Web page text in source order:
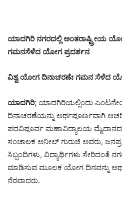
ಯಾದಗಿರಿ ನಗರದಲ್ಲಿ ಅಂತರಾಷ್ಟ್ರೀಯ
ಗಮನಸೆಳೆದ ಯೋಗ ಪ್ರದರ್ಶನ
ವಿಶ್ವ ಯೋಗ ದಿನಾಚರಣೆಃ ಗಮನ ಸೆಳೆದ
ಯಾದಗಿರಿ; ಯಾದಗಿರಿಯಲ್ಲಿಂದು
ದಿನಾಚರಣೆಯನ್ನು ಅರ್ಥಪೂರ್ಣವಾಗಿ
ಪದವಿಪೂರ್ವ ಮಹಾವಿದ್ಯಾಲಯ
ಸಂಚಾಲಕ ಅನೀಲ್ ಗುರುಜಿ ಅವರು,
ಸಿಬ್ಬಂದಿಗಳು, ವಿದ್ಯಾರ್ಥಿಗಳು ಸೇರಿದಂತೆ
ಮಾಡಿಸುವ ಮೂಲಕ ಯೋಗ ದಿನವನ್ನು
ನೆರವಾದರು.